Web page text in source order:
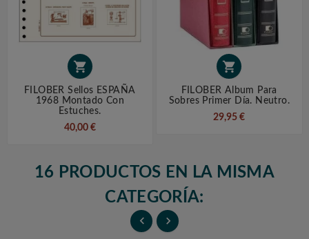

FILOBER Sellos ESPAÑA
1968 Montado Con
Estuches.
40,00 €

FILOBER Album Para
Sobres Primer Día. Neutro.
29,95 €
16 PRODUCTOS EN LA MISMA
CATEGORÍA:
 